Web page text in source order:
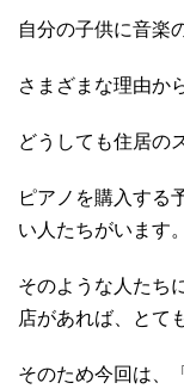
自分の子供に音楽
さまざまな理由か
どうしても住居の
ピアノを購入する
い人たちがいます。
そのような人たち
店があれば、とて
そのため今回は、「